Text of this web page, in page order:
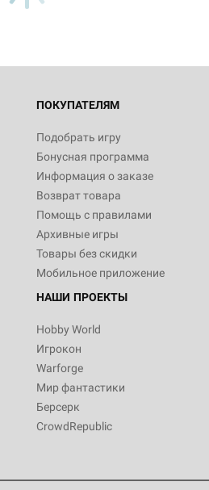
ПОКУПАТЕЛЯМ
Подобрать игру
Бонусная программа
Информация о заказе
Возврат товара
Помощь с правилами
Архивные игры
Товары без скидки
Мобильное приложение
НАШИ ПРОЕКТЫ
Hobby World
Игрокон
Warforge
Мир фантастики
Берсерк
CrowdRepublic